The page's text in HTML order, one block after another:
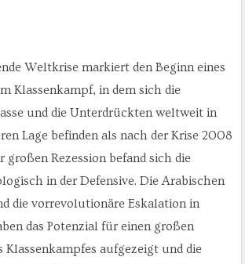
Weltkrise markiert den Beginn eines
Klassenkampf, in dem sich die
und die Unterdrückten weltweit in
Lage befinden als nach der Krise 2008
großen Rezession befand sich die
in der Defensive. Die Arabischen
die vorrevolutionäre Eskalation in
das Potenzial für einen großen
Klassenkampfes aufgezeigt und die